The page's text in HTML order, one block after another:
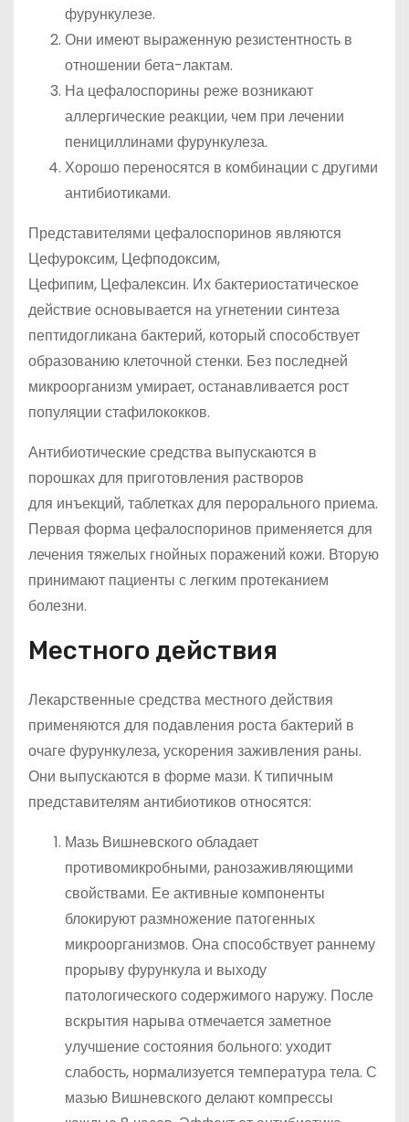
фурункулезе.
Они имеют выраженную резистентность в
отношении бета-лактам.
На цефалоспорины реже возникают
аллергические реакции, чем при лечении
пенициллинами фурункулеза.
Хорошо переносятся в комбинации с другими
антибиотиками.
Представителями цефалоспоринов являются
Цефуроксим, Цефподоксим,
Цефипим, Цефалексин. Их бактериостатическое
действие основывается на угнетении синтеза
пептидогликана бактерий, который способствует
образованию клеточной стенки. Без последней
микроорганизм умирает, останавливается рост
популяции стафилококков.
Антибиотические средства выпускаются в
порошках для приготовления растворов
для инъекций, таблетках для перорального приема.
Первая форма цефалоспоринов применяется для
лечения тяжелых гнойных поражений кожи. Вторую
принимают пациенты с легким протеканием
болезни.
Местного действия
Лекарственные средства местного действия
применяются для подавления роста бактерий в
очаге фурункулеза, ускорения заживления раны.
Они выпускаются в форме мази. К типичным
представителям антибиотиков относятся:
Мазь Вишневского обладает
противомикробными, ранозаживляющими
свойствами. Ее активные компоненты
блокируют размножение патогенных
микроорганизмов. Она способствует раннему
прорыву фурункула и выходу
патологического содержимого наружу. После
вскрытия нарыва отмечается заметное
улучшение состояния больного: уходит
слабость, нормализуется температура тела. С
мазью Вишневского делают компрессы